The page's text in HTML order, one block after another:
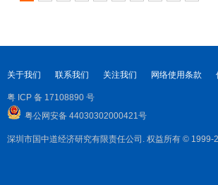
关于我们 联系我们 关注我们 网络使用条款
粤 ICP 备 17108890 号
粤公网安备 44030302000421号
深圳市国中道经济研究有限责任公司. 权益所有 ©